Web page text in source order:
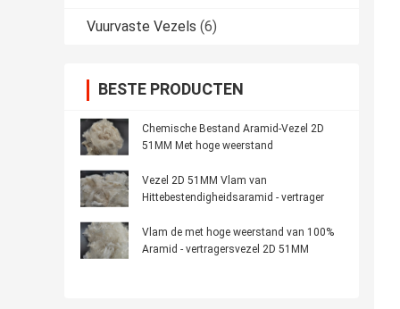
Vuurvaste Vezels (6)
BESTE PRODUCTEN
Chemische Bestand Aramid-Vezel 2D
51MM Met hoge weerstand
Vezel 2D 51MM Vlam van
Hittebestendigheidsaramid - vertrager
Vlam de met hoge weerstand van 100%
Aramid - vertragersvezel 2D 51MM